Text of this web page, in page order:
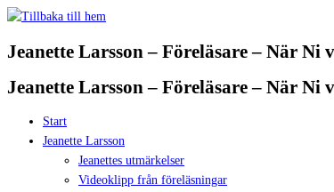
Hoppa
innehåll
Jeanette Larsson – Föreläsare – När
Jeanette Larsson – Föreläsare – När
Start
Jeanette Larsson
Jeanettes utmärkelser
Videoklipp från föreläsningar